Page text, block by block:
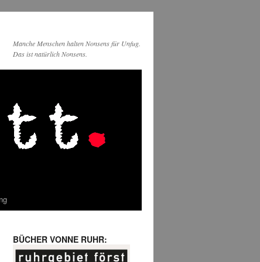
Manche Menschen halten Nonsens für Unfug.
Das ist natürlich Nonsens.
BÜCHER VONNE RUHR: